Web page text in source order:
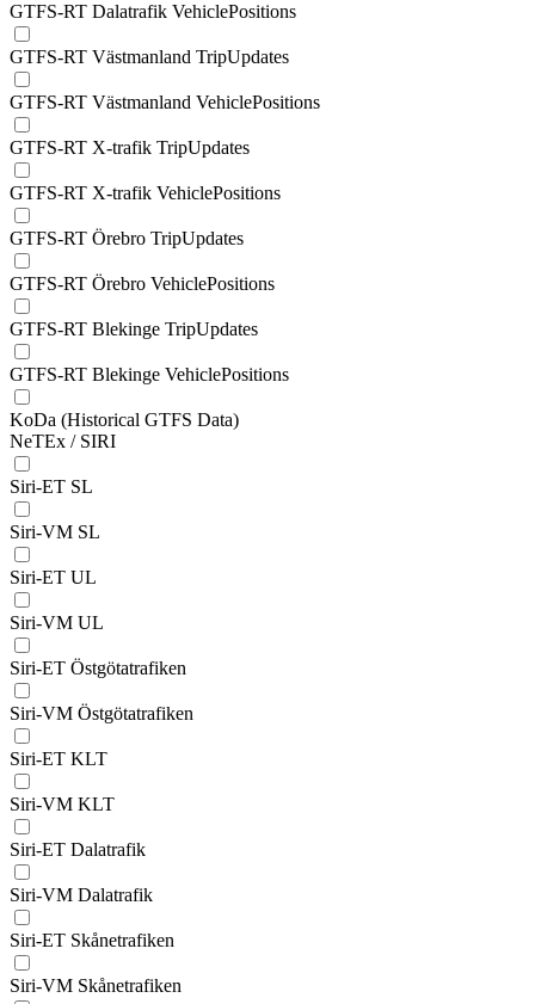
GTFS-RT Dalatrafik VehiclePositions
GTFS-RT Västmanland TripUpdates
GTFS-RT Västmanland VehiclePositions
GTFS-RT X-trafik TripUpdates
GTFS-RT X-trafik VehiclePositions
GTFS-RT Örebro TripUpdates
GTFS-RT Örebro VehiclePositions
GTFS-RT Blekinge TripUpdates
GTFS-RT Blekinge VehiclePositions
KoDa (Historical GTFS Data)
NeTEx / SIRI
Siri-ET SL
Siri-VM SL
Siri-ET UL
Siri-VM UL
Siri-ET Östgötatrafiken
Siri-VM Östgötatrafiken
Siri-ET KLT
Siri-VM KLT
Siri-ET Dalatrafik
Siri-VM Dalatrafik
Siri-ET Skånetrafiken
Siri-VM Skånetrafiken